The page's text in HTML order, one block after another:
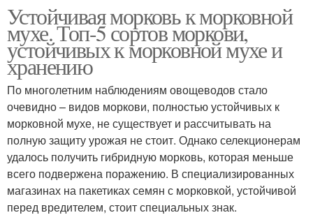
Устойчивая морковь к морковной
мухе. Топ-5 сортов моркови,
устойчивых к морковной мухе и
хранению
По многолетним наблюдениям овощеводов стало
очевидно – видов моркови, полностью устойчивых к
морковной мухе, не существует и рассчитывать на
полную защиту урожая не стоит. Однако селекционерам
удалось получить гибридную морковь, которая меньше
всего подвержена поражению. В специализированных
магазинах на пакетиках семян с морковкой, устойчивой
перед вредителем, стоит специальных знак.